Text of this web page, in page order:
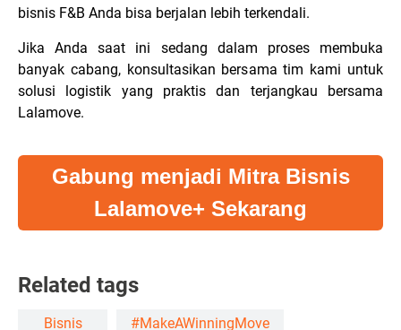
bisnis F&B Anda bisa berjalan lebih terkendali.
Jika Anda saat ini sedang dalam proses membuka
banyak cabang, konsultasikan bersama tim kami untuk
solusi logistik yang praktis dan terjangkau bersama
Lalamove.
Gabung menjadi Mitra Bisnis
Lalamove+ Sekarang
Related tags
Bisnis
#MakeAWinningMove